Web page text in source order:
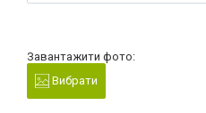
Завантажити фото:
Вибрати